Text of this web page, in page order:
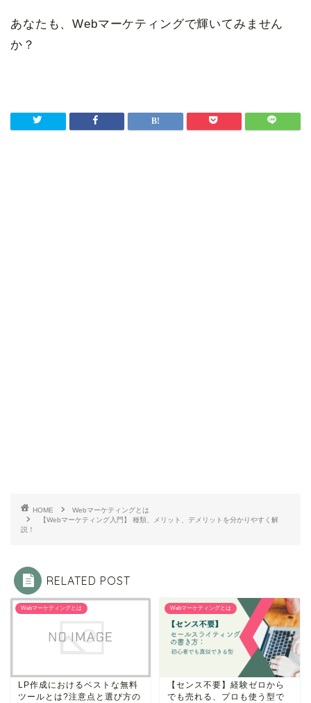
あなたも、Webマーケティングで輝いてみません
か？
HOME
Webマーケティングとは
【Webマーケティング入門】 種類、メリット、デメリットを分かりやすく解
説！
RELATED POST
Webマーケティングとは
LP作成におけるベストな無料
ツールとは?注意点と選び方の
Webマーケティングとは
【センス不要】経験ゼロから
でも売れる、プロも使う型で